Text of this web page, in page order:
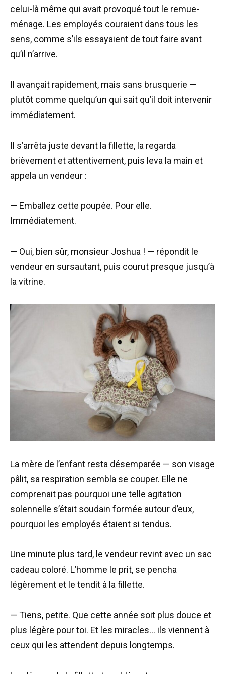
celui-là même qui avait provoqué tout le remue-
ménage. Les employés couraient dans tous les
sens, comme s’ils essayaient de tout faire avant
qu’il n’arrive.
Il avançait rapidement, mais sans brusquerie —
plutôt comme quelqu’un qui sait qu’il doit intervenir
immédiatement.
Il s’arrêta juste devant la fillette, la regarda
brièvement et attentivement, puis leva la main et
appela un vendeur :
— Emballez cette poupée. Pour elle.
Immédiatement.
— Oui, bien sûr, monsieur Joshua ! — répondit le
vendeur en sursautant, puis courut presque jusqu’à
la vitrine.
La mère de l’enfant resta désemparée — son visage
pâlit, sa respiration sembla se couper. Elle ne
comprenait pas pourquoi une telle agitation
solennelle s’était soudain formée autour d’eux,
pourquoi les employés étaient si tendus.
Une minute plus tard, le vendeur revint avec un sac
cadeau coloré. L’homme le prit, se pencha
légèrement et le tendit à la fillette.
— Tiens, petite. Que cette année soit plus douce et
plus légère pour toi. Et les miracles… ils viennent à
ceux qui les attendent depuis longtemps.